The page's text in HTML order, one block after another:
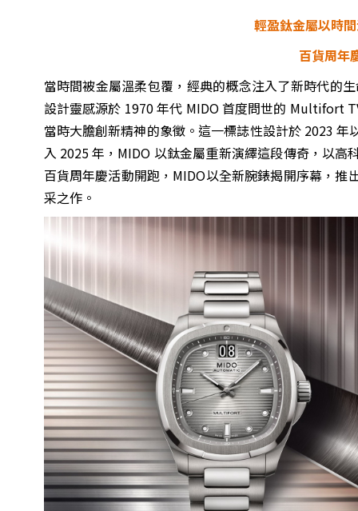
輕盈鈦金屬以時
百貨周年
當時間被金屬溫柔包覆，經典的概念注入了新時代的
設計靈感源於 1970 年代 MIDO 首度問世的 Multifort
當時大膽創新精神的象徵。這一標誌性設計於 2023
入 2025 年，MIDO 以鈦金屬重新演繹這段傳奇，以
百貨周年慶活動開跑，MIDO以全新腕錶揭開序幕，
采之作。